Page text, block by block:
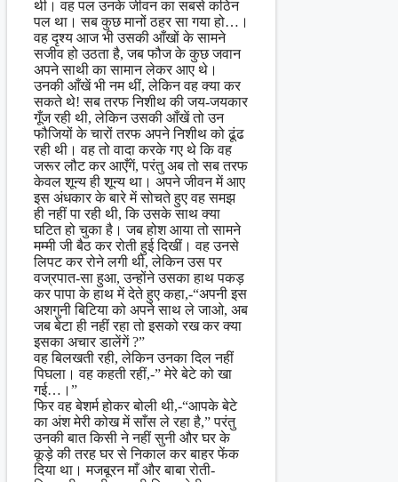
थी। वह पल उनके जीवन का सबसे कठिन
पल था। सब कुछ मानों ठहर सा गया हो…।
वह दृश्य आज भी उसकी आँखों के सामने
सजीव हो उठता है, जब फौज के कुछ जवान
अपने साथी का सामान लेकर आए थे।
उनकी आँखें भी नम थीं, लेकिन वह क्या कर
सकते थे! सब तरफ निशीथ की जय-जयकार
गूँज रही थी, लेकिन उसकी आँखें तो उन
फौजियों के चारों तरफ अपने निशीथ को ढूंढ
रही थी। वह तो वादा करके गए थे कि वह
जरूर लौट कर आएँगें, परंतु अब तो सब तरफ
केवल शून्य ही शून्य था। अपने जीवन में आए
इस अंधकार के बारे में सोचते हुए वह समझ
ही नहीं पा रही थी, कि उसके साथ क्या
घटित हो चुका है। जब होश आया तो सामने
मम्मी जी बैठ कर रोती हुई दिखीं। वह उनसे
लिपट कर रोने लगी थी, लेकिन उस पर
वज्रपात-सा हुआ, उन्होंने उसका हाथ पकड़
कर पापा के हाथ में देते हुए कहा,-“अपनी इस
अशगुनी बिटिया को अपने साथ ले जाओ, अब
जब बेटा ही नहीं रहा तो इसको रख कर क्या
इसका अचार डालेंगें ?”
वह बिलखती रही, लेकिन उनका दिल नहीं
पिघला। वह कहती रहीं,-” मेरे बेटे को खा
गई…।”
फिर वह बेशर्म होकर बोली थी,-“आपके बेटे
का अंश मेरी कोख में साँस ले रहा है,” परंतु
उनकी बात किसी ने नहीं सुनी और घर के
कूड़े की तरह घर से निकाल कर बाहर फेंक
दिया था। मजबूरन माँ और बाबा रोती-